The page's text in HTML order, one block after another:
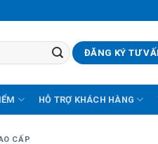
ĐĂNG KÝ TƯ
HỖ TRỢ KHÁCH HÀNG
CẤP